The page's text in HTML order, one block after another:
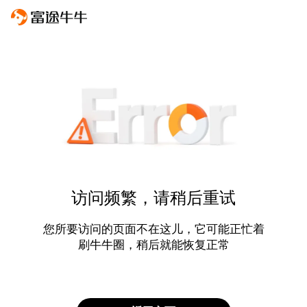
访问频繁，请稍后重试
您所要访问的页面不在这儿，它可能正忙着
刷牛牛圈，稍后就能恢复正常